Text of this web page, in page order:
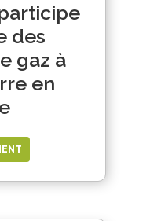
des
gaz à
en